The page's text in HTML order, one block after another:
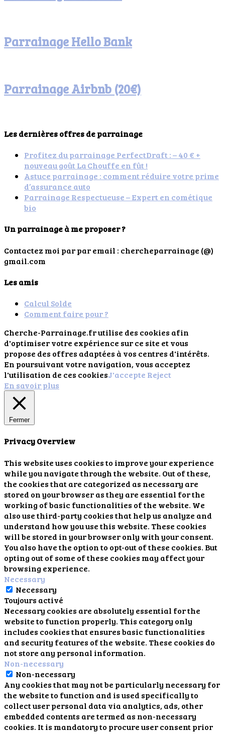
Parrainage Hello Bank
Parrainage Airbnb (20€)
Les dernières offres de parrainage
Profitez du parrainage PerfectDraft : – 40 € +
nouveau goût La Chouffe en fût !
Astuce parrainage : comment réduire votre prime
d’assurance auto
Parrainage Respectueuse – Expert en cométique
bio
Un parrainage à me proposer ?
Contactez moi par par email : chercheparrainage (@)
gmail.com
Les amis
Calcul Solde
Comment faire pour ?
Cherche-Parrainage.fr utilise des cookies afin
d'optimiser votre expérience sur ce site et vous
propose des offres adaptées à vos centres d'intérêts.
En poursuivant votre navigation, vous acceptez
l'utilisation de ces cookiesJ'accepte Reject
En savoir plus
Fermer
Privacy Overview
This website uses cookies to improve your experience
while you navigate through the website. Out of these,
the cookies that are categorized as necessary are
stored on your browser as they are essential for the
working of basic functionalities of the website. We
also use third-party cookies that help us analyze and
understand how you use this website. These cookies
will be stored in your browser only with your consent.
You also have the option to opt-out of these cookies. But
opting out of some of these cookies may affect your
browsing experience.
Necessary
Necessary
Toujours activé
Necessary cookies are absolutely essential for the
website to function properly. This category only
includes cookies that ensures basic functionalities
and security features of the website. These cookies do
not store any personal information.
Non-necessary
Non-necessary
Any cookies that may not be particularly necessary for
the website to function and is used specifically to
collect user personal data via analytics, ads, other
embedded contents are termed as non-necessary
cookies. It is mandatory to procure user consent prior